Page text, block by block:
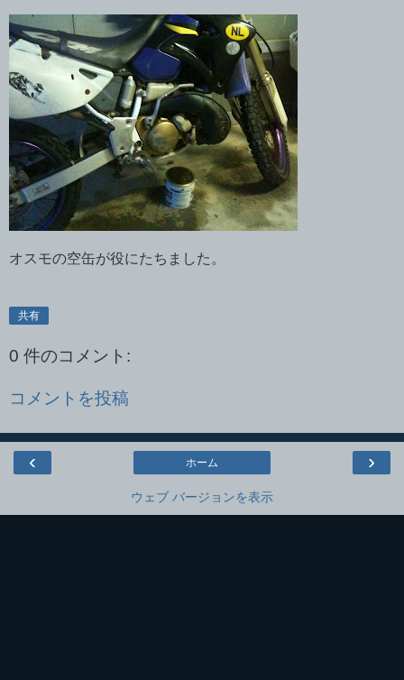
オスモの空缶が役にたちました。
共有
0 件のコメント:
コメントを投稿
‹ ›
ホーム
ウェブ バージョンを表示